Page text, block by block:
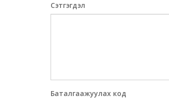
Сэтгэгдэл
Баталгаажуулах код